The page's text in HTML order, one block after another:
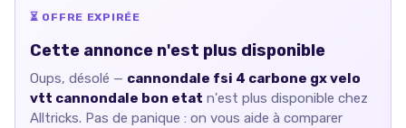
⏳ OFFRE EXPIRÉE
Cette annonce n'est plus disponible
Oups, désolé — cannondale fsi 4 carbone gx velo
vtt cannondale bon etat n'est plus disponible chez
Alltricks. Pas de panique : on vous aide à comparer